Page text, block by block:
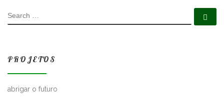
SEARCH
PROJETOS
abrigar o futuro